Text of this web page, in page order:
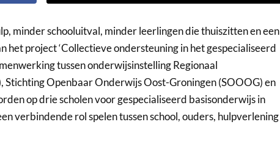
minder schooluitval, minder leerlingen die thuiszitten en een
het project ‘Collectieve ondersteuning in het gespecialiseerd
tussen onderwijsinstelling Regionaal
Openbaar Onderwijs Oost-Groningen (SOOOG) en
op drie scholen voor gespecialiseerd basisonderwijs in
verbindende rol spelen tussen school, ouders, hulpverlening